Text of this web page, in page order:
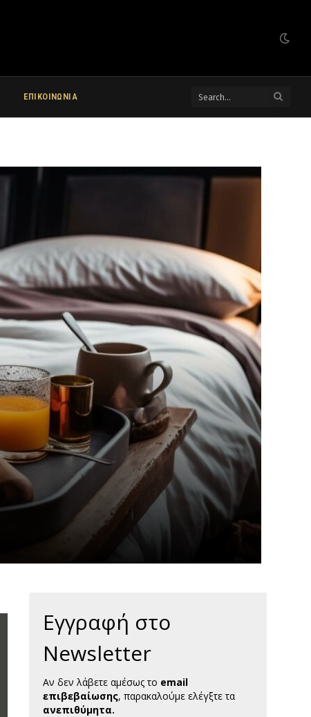
ΕΠΙΚΟΙΝΩΝΙΑ
Εγγραφή στο
Newsletter
Αν δεν λάβετε αμέσως το email
επιβεβαίωσης, παρακαλούμε ελέγξτε τα
ανεπιθύμητα.